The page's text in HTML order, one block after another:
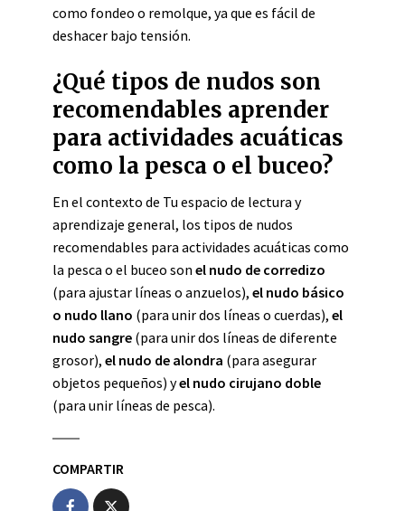
como fondeo o remolque, ya que es fácil de
deshacer bajo tensión.
¿Qué tipos de nudos son
recomendables aprender
para actividades acuáticas
como la pesca o el buceo?
En el contexto de Tu espacio de lectura y
aprendizaje general, los tipos de nudos
recomendables para actividades acuáticas como
la pesca o el buceo son el nudo de corredizo
(para ajustar líneas o anzuelos), el nudo básico
o nudo llano (para unir dos líneas o cuerdas), el
nudo sangre (para unir dos líneas de diferente
grosor), el nudo de alondra (para asegurar
objetos pequeños) yel nudo cirujano doble
(para unir líneas de pesca).
COMPARTIR